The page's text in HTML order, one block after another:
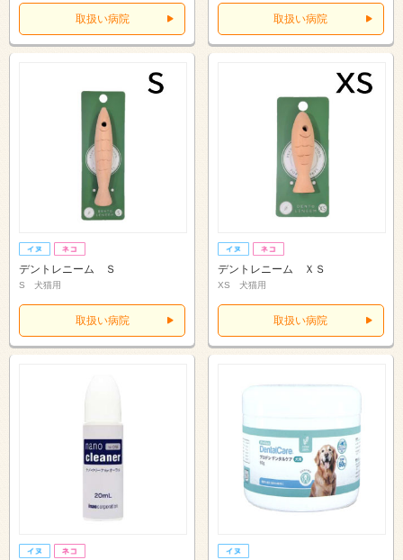
取扱い病院 取扱い病院
デントレニーム Ｓ
S 犬猫用
取扱い病院
デントレニーム ＸＳ
XS 犬猫用
取扱い病院